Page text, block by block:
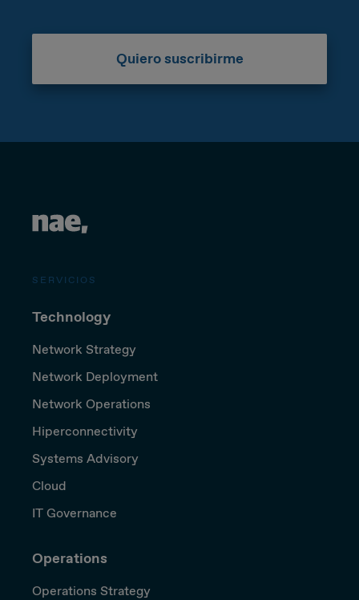
Quiero suscribirme
SERVICIOS
Technology
Network Strategy
Network Deployment
Network Operations
Hiperconnectivity
Systems Advisory
Cloud
IT Governance
Operations
Operations Strategy